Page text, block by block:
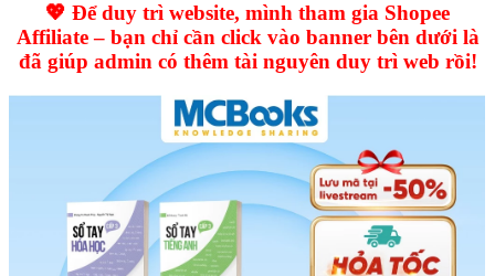
💖 Để duy trì website, mình tham gia Shopee
Affiliate – bạn chỉ cần click vào banner bên dưới là
đã giúp admin có thêm tài nguyên duy trì web rồi!